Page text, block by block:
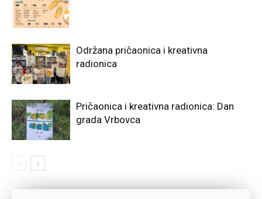
Održana pričaonica i kreativna
radionica
Pričaonica i kreativna radionica: Dan
grada Vrbovca